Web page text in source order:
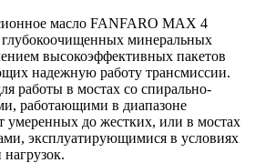
масло FANFARO MAX 4
глубокоочищенных минеральных
высокоэффективных пакетов
надежную работу трансмиссии.
работы в мостах со cпирально-
работающими в диапазоне
умеренных до жестких, или в мостах
эксплуатирующимися в условиях